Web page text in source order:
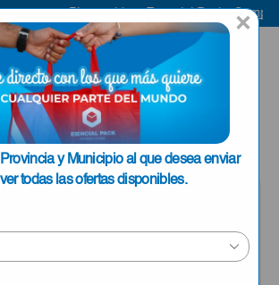
×
y Municipio al que desea enviar
todas las ofertas disponibles.
Compra
ENVIAR A LA
HABANA